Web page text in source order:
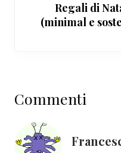
Regali di
(minimal e
del
lettore
Commenti